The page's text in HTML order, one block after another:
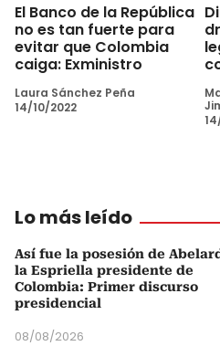
El Banco de la República
no es tan fuerte para
evitar que Colombia
caiga: Exministro
Laura Sánchez Peña
14/10/2022
Lo más leído
Así fue la posesión de
la Espriella presidente de
Colombia: Primer discurso
presidencial
08/08/2026